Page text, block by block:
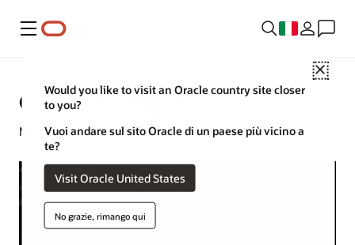
Menu
Close
Would you like to visit an Oracle country site closer
to you?
Vuoi andare sul sito Oracle di un paese più vicino a
te?
Visit Oracle United States
No grazie, rimango qui
Cosa sono i Big Data?
Michael Chen | Content Strategist | 23 settembre 2024